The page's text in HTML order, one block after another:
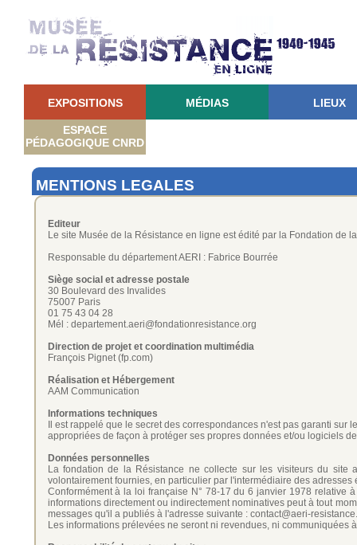
EXPOSITIONS MÉDIAS LIEUX
ESPACE
PÉDAGOGIQUE CNRD
MENTIONS LEGALES
Editeur
Le site Musée de la Résistance en ligne est édité par la Fondation de
Responsable du département AERI : Fabrice Bourrée
Siège social et adresse postale
30 Boulevard des Invalides
75007 Paris
01 75 43 04 28
Mél : departement.aeri@fondationresistance.org
Direction de projet et coordination multimédia
François Pignet (fp.com)
Réalisation et Hébergement
AAM Communication
Informations techniques
Il est rappelé que le secret des correspondances n'est pas garanti
appropriées de façon à protéger ses propres données et/ou logiciels
Données personnelles
La fondation de la Résistance ne collecte sur les visiteurs du site
volontairement fournies, en particulier par l'intermédiaire des
Conformément à la loi française N° 78-17 du 6 janvier 1978 relative
informations directement ou indirectement nominatives peut à tout
messages qu'il a publiés à l'adresse suivante : contact@aeri-
Les informations prélevées ne seront ni revendues, ni communiquées